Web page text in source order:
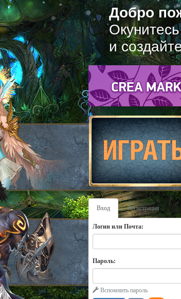
Добро
и
Вход Регистрация
Логин или Почта:
Пароль:
Вспомнить пароль